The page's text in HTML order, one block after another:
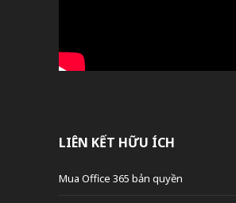
LIÊN KẾT HỮU ÍCH
Mua Office 365 bản quyền